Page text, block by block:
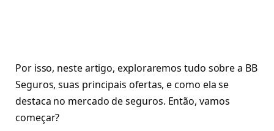
Por isso, neste artigo, exploraremos tudo sobre a BB
Seguros, suas principais ofertas, e como ela se
destaca no mercado de seguros. Então, vamos
começar?